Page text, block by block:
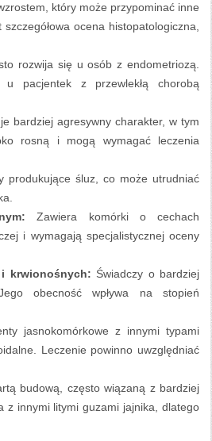
który może przypominać inne
ocena histopatologiczna,
rozwija się u osób z endometriozą.
pacjentek z przewlekłą chorobą
bardziej agresywny charakter, w tym
rosną i mogą wymagać leczenia
produkujące śluz, co może utrudniać
Zawiera komórki o cechach
i wymagają specjalistycznej oceny
krwionośnych: Świadczy o bardziej
obecność wpływa na stopień
jasnokomórkowe z innymi typami
Leczenie powinno uwzględniać
budową, często wiązaną z bardziej
z innymi litymi guzami jajnika, dlatego